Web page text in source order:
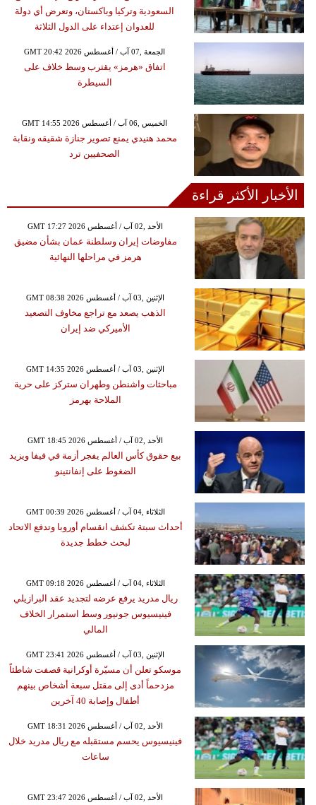
السعودية وتركيا وباكستان، وتعرض أي دولة
للعدوان إعتداء على الدول الثلاثة
GMT 20:42 2026 الجمعة ,07 آب / أغسطس
اتفاق «هرمز» يقترب وسط خلاف على
السيطرة
GMT 14:55 2026 الخميس ,06 آب / أغسطس
محمد هنيدي يمنع تصوير جنازة شقيقه ونقابة
الصحفيين ترد
الأخبار الأكثر قراءة
GMT 17:27 2026 الأحد ,02 آب / أغسطس
مفاوضات إيران وسلطنة عمان بشأن مضيق
هرمز في مراحلها النهائية
GMT 08:38 2026 الإثنين ,03 آب / أغسطس
الذهب يصعد مع تراجع مخاوف التصعيد
الأميركي ضد إيران
GMT 14:35 2026 الإثنين ,03 آب / أغسطس
مباحثات واشنطن وطهران ستركز على حرية
الملاحة بهرمز
GMT 18:45 2026 الأحد ,02 آب / أغسطس
بيع حقوق كأس العالم يفجر أزمة في فيفا ويزيد
الضغوط على إنفانتينو
GMT 00:39 2026 الثلاثاء ,04 آب / أغسطس
أحداث سبتة تكشف انقسام أوروبا وتدفع الاتحاد
لبحث خطط جديدة
GMT 09:18 2026 الثلاثاء ,04 آب / أغسطس
ريال مدريد يرفع عرضه لتجديد عقد البرازيلي
فينيسيوس جونيور وسط استمرار الخلاف
المالي
GMT 23:41 2026 الإثنين ,03 آب / أغسطس
موسكو تعلن أن مسيّرة أوكرانية قصفت شاطئاً
مزدحماً أدى إلى مقتل سبعة أشخاص بينهم
أطفال وإصابة 40 آخرين
GMT 18:31 2026 الأحد ,02 آب / أغسطس
فينيسيوس يحسم مستقبله مع ريال مدريد خلال
ساعات
GMT 23:47 2026 الأحد ,02 آب / أغسطس